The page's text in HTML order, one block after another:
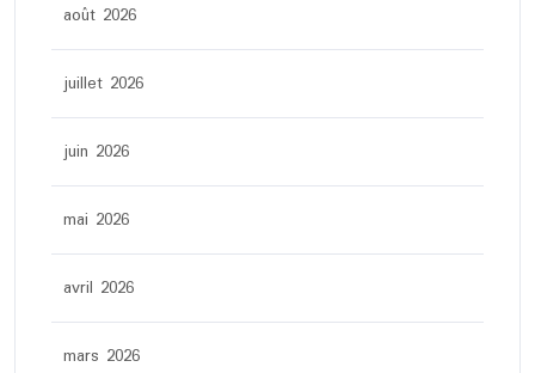
août 2026
juillet 2026
juin 2026
mai 2026
avril 2026
mars 2026